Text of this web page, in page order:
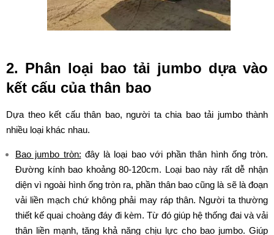
2. Phân loại bao tải jumbo dựa vào
kết cấu của thân bao
Dựa theo kết cấu thân bao, người ta chia bao tải jumbo thành
nhiều loại khác nhau.
Bao jumbo tròn: đây là loại bao với phần thân hình ống tròn.
Đường kính bao khoảng 80-120cm. Loại bao này rất dễ nhận
diện vì ngoài hình ống tròn ra, phần thân bao cũng là sẽ là đoạn
vải liền mạch chứ không phải may ráp thân. Người ta thường
thiết kế quai choàng đáy đi kèm. Từ đó giúp hệ thống đai và vải
thân liền mạnh, tăng khả năng chịu lực cho bao jumbo. Giúp